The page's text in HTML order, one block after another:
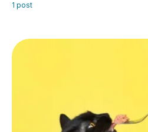
1 post